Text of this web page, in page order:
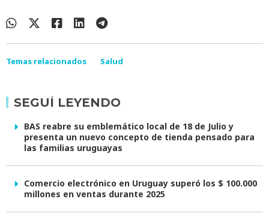
Temas relacionados Salud
SEGUÍ LEYENDO
BAS reabre su emblemático local de 18 de Julio y
presenta un nuevo concepto de tienda pensado para
las familias uruguayas
Comercio electrónico en Uruguay superó los $ 100.000
millones en ventas durante 2025